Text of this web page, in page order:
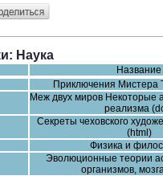
Наука
Название
Приключения Мистера
Меж двух миров Некоторые
реализма
Секреты чеховского
(html)
Физика и
Эволюционные теории
организмов,